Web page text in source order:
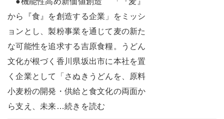
から『食』を創造する企業」をミッシ
ョンとし、製粉事業を通じて麦の新た
な可能性を追求する吉原食糧。うどん
文化が根づく香川県坂出市に本社を置
く企業として「さぬきうどんを、原料
小麦粉の開発・供給と食文化の両面か
ら支え、未来…続きを読む